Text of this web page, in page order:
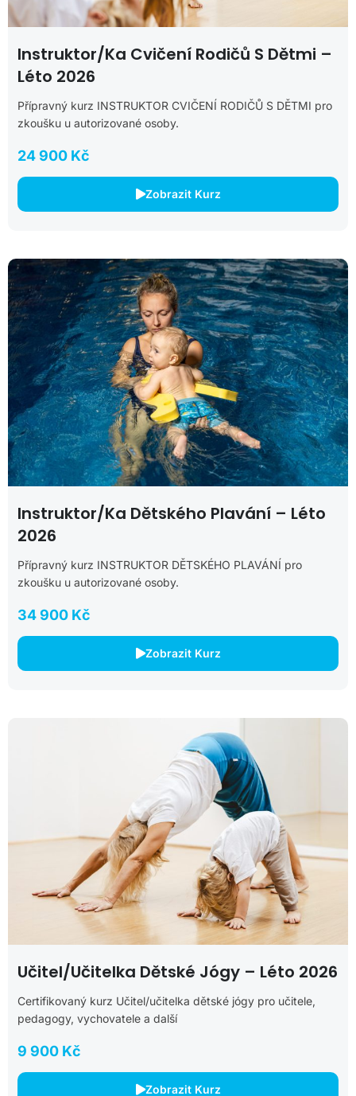
Instruktor/ka Cvičení Rodičů S Dětmi –
Léto 2026
Přípravný kurz INSTRUKTOR CVIČENÍ RODIČŮ S DĚTMI pro
zkoušku u autorizované osoby.
24 900 Kč
Zobrazit Kurz
Instruktor/ka Dětského Plavání – Léto
2026
Přípravný kurz INSTRUKTOR DĚTSKÉHO PLAVÁNÍ pro
zkoušku u autorizované osoby.
34 900 Kč
Zobrazit Kurz
Učitel/učitelka Dětské Jógy – Léto 2026
Certifikovaný kurz Učitel/učitelka dětské jógy pro učitele,
pedagogy, vychovatele a další
9 900 Kč
Zobrazit Kurz